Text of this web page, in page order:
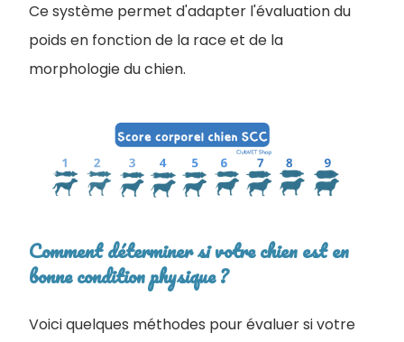
Ce système permet d'adapter l'évaluation du
poids en fonction de la race et de la
morphologie du chien.
Comment déterminer si votre chien est en
bonne condition physique ?
Voici quelques méthodes pour évaluer si votre